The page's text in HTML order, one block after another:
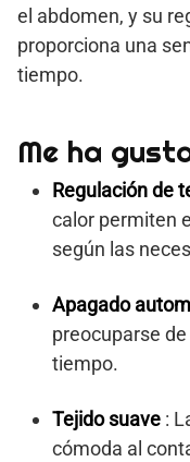
el abdomen, y su
proporciona una
tiempo.
Me ha
Regulación de
calor permiten
según las
Apagado
preocuparse
tiempo.
Tejido suave :
cómoda al